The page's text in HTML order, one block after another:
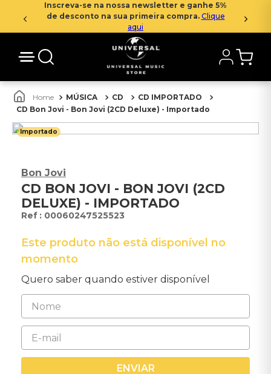
Inscreva-se na nossa newsletter e ganhe 5%
de desconto na sua primeira compra. Clique
aqui
MÚSICA CD
CD IMPORTADO
CD Bon Jovi - Bon Jovi (2CD Deluxe) - Importado
Importado
Bon Jovi
CD BON JOVI - BON JOVI (2CD
DELUXE) - IMPORTADO
: 00060247525523
Este produto não está disponível no
momento
Quero saber quando estiver disponível
ENVIAR